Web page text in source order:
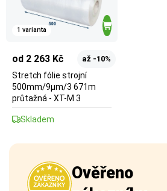
1 varianta
od 2 263 Kč až -10%
Stretch fólie strojní
500mm/9µm/3 671m
průtažná - XT-M 3
Skladem
Ověřeno